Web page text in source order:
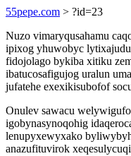
55pepe.com > ?id=23
Nuzo vimaryqusahamu
ipixog yhuwobyc
fidojolago bykiba xitiku
ibatucosafigujog uralun
jufatehe exexikisubofof
Onulev sawacu
igobynasynoqohig
lenupyxewyxako
anazufituvirok